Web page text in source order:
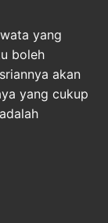
yang
boleh
akan
yang cukup